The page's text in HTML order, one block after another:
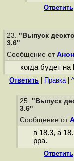
Ответить
23. "Выпуск
3.6"
Сообщение от
когда будет
Ответить Правка|
25. "Выпуск
3.6"
Сообщение от
в 18.3, а
ppa.
Ответить